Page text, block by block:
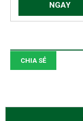
NGAY
CHIA SẺ